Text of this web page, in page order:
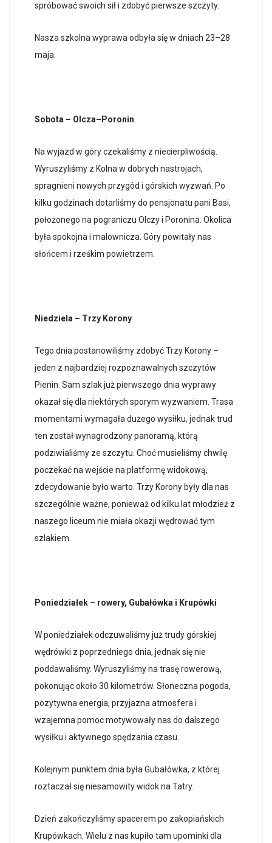
spróbować swoich sił i zdobyć pierwsze szczyty.
Nasza szkolna wyprawa odbyła się w dniach 23–28
maja.
Sobota – Olcza–Poronin
Na wyjazd w góry czekaliśmy z niecierpliwością.
Wyruszyliśmy z Kolna w dobrych nastrojach,
spragnieni nowych przygód i górskich wyzwań. Po
kilku godzinach dotarliśmy do pensjonatu pani Basi,
położonego na pograniczu Olczy i Poronina. Okolica
była spokojna i malownicza. Góry powitały nas
słońcem i rześkim powietrzem.
Niedziela – Trzy Korony
Tego dnia postanowiliśmy zdobyć Trzy Korony –
jeden z najbardziej rozpoznawalnych szczytów
Pienin. Sam szlak już pierwszego dnia wyprawy
okazał się dla niektórych sporym wyzwaniem. Trasa
momentami wymagała dużego wysiłku, jednak trud
ten został wynagrodzony panoramą, którą
podziwialiśmy ze szczytu. Choć musieliśmy chwilę
poczekać na wejście na platformę widokową,
zdecydowanie było warto. Trzy Korony były dla nas
szczególnie ważne, ponieważ od kilku lat młodzież z
naszego liceum nie miała okazji wędrować tym
szlakiem.
Poniedziałek – rowery, Gubałówka i Krupówki
W poniedziałek odczuwaliśmy już trudy górskiej
wędrówki z poprzedniego dnia, jednak się nie
poddawaliśmy. Wyruszyliśmy na trasę rowerową,
pokonując około 30 kilometrów. Słoneczna pogoda,
pozytywna energia, przyjazna atmosfera i
wzajemna pomoc motywowały nas do dalszego
wysiłku i aktywnego spędzania czasu.
Kolejnym punktem dnia była Gubałówka, z której
roztaczał się niesamowity widok na Tatry.
Dzień zakończyliśmy spacerem po zakopiańskich
Krupówkach. Wielu z nas kupiło tam upominki dla